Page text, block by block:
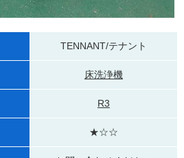
TENNANT/テナント
床洗浄機
R3
★☆☆